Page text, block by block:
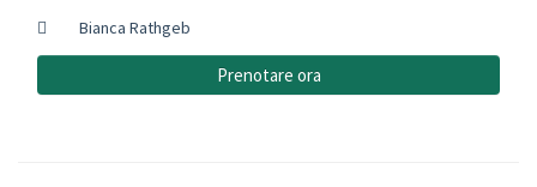
Bianca Rathgeb
Prenotare ora